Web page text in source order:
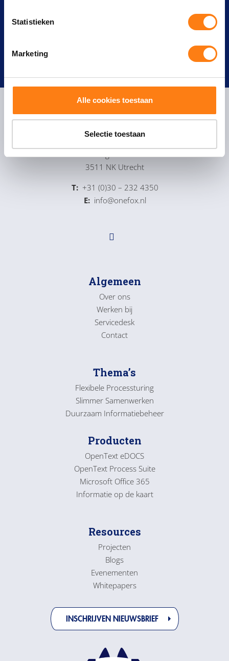
t
Statistieken
Marketing
Alle cookies toestaan
Selectie toestaan
One Fox
Oudegracht 231
3511 NK Utrecht
T: +31 (0)30 – 232 4350
E: info@onefox.nl
Algemeen
Over ons
Werken bij
Servicedesk
Contact
Thema’s
Flexibele Processturing
Slimmer Samenwerken
Duurzaam Informatiebeheer
Producten
OpenText eDOCS
OpenText Process Suite
Microsoft Office 365
Informatie op de kaart
Resources
Projecten
Blogs
Evenementen
Whitepapers
INSCHRIJVEN NIEUWSBRIEF